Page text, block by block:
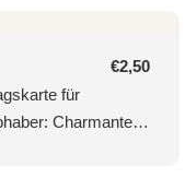
Normaler
€2,50
für
Charmante